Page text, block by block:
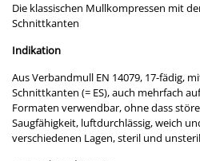
Die klassischen Mullkompressen mit
Schnittkanten
Indikation
Aus Verbandmull EN 14079, 17-fädig,
Schnittkanten (= ES), auch mehrfach
Formaten verwendbar, ohne dass
Saugfähigkeit, luftdurchlässig, weich
verschiedenen Lagen, steril und